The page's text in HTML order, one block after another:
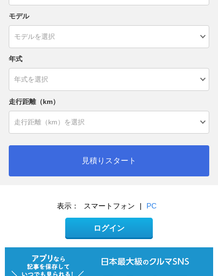
モデル
年式
走行距離（km）
見積りスタート
表示： スマートフォン | PC
ログイン